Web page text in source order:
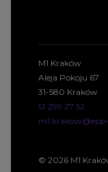
M1 Kraków
Aleja Pokoju 67
31-580 Kraków
12 299 27 52
© 2026 M1